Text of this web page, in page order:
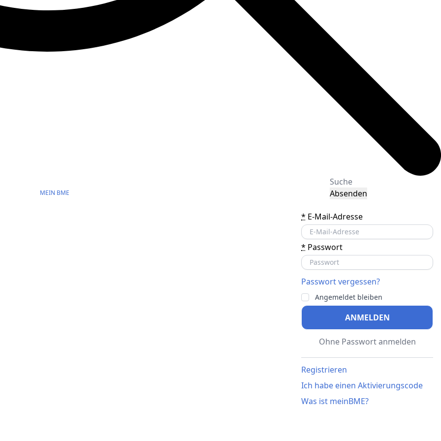
Absenden
MEIN BME
* E-Mail-Adresse
* Passwort
Passwort vergessen?
Angemeldet bleiben
ANMELDEN
Ohne Passwort anmelden
Registrieren
Ich habe einen Aktivierungscode
Was ist meinBME?